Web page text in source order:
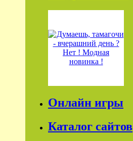
Онлайн игры
Каталог сайтов